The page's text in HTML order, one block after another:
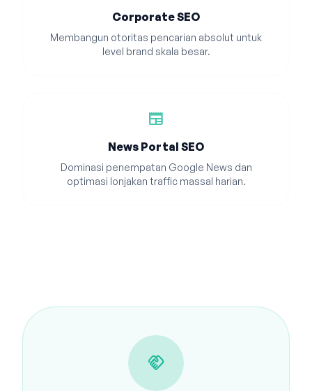
Corporate SEO
Membangun otoritas pencarian absolut untuk
level brand skala besar.
newspaper
News Portal SEO
Dominasi penempatan Google News dan
optimasi lonjakan traffic massal harian.
handshake